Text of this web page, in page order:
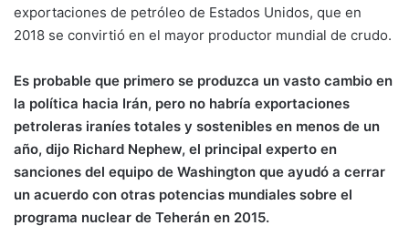
exportaciones de petróleo de Estados Unidos, que en
2018 se convirtió en el mayor productor mundial de crudo.
Es probable que primero se produzca un vasto cambio en
la política hacia Irán, pero no habría exportaciones
petroleras iraníes totales y sostenibles en menos de un
año, dijo Richard Nephew, el principal experto en
sanciones del equipo de Washington que ayudó a cerrar
un acuerdo con otras potencias mundiales sobre el
programa nuclear de Teherán en 2015.